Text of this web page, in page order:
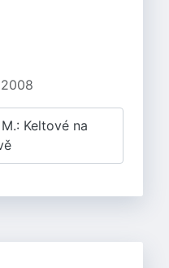
Keltové na